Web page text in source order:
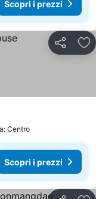
Scopri i prezzi
Condividi
Centro
Scopri i prezzi